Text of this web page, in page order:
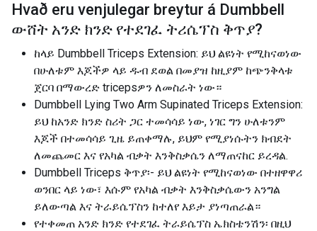
Hvað eru venjulegar breytur á Dumbbell
ውሸት አንድ ክንድ የተደገፈ ትሪሴፕስ ቅጥያ?
ከላይ Dumbbell Triceps Extension: ይህ ልዩነት የሚከናወነው
በሁለቱም እጆችዎ ላይ ዱብ ደወል በመያዝ ከዚያም ከጭንቅላቱ
ጀርባ በማውረድ tricepsዎን ለመስራት ነው።
Dumbbell Lying Two Arm Supinated Triceps Extension:
ይህ ከአንድ ክንድ ስሪት ጋር ተመሳሳይ ነው, ነገር ግን ሁለቱንም
እጆች በተመሳሳይ ጊዜ ይጠቀማሉ, ይህም የሚያነሱትን ክብደት
ለመጨመር እና የአካል ብቃት እንቅስቃሴን ለማጠናከር ይረዳል.
Dumbbell Triceps ቅጥያ፡- ይህ ልዩነት የሚከናወነው በተዘዋዋሪ
ወንበር ላይ ነው፣ እሱም የአካል ብቃት እንቅስቃሴውን አንግል
ይለውጣል እና ትራይሴፕስን ከተለየ እይታ ያነጣጠራል።
የተቀመጠ አንድ ክንድ የተደገፈ ትራይሴፕስ ኤክስቴንሽን፡ በዚህ